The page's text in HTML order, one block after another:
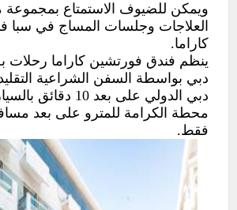
ويمكن للضيوف الاستمتاع بمجموعة
العلاجات وجلسات المساج في سبا
كاراما.
ينظم فندق فورتشين كاراما رحلات
دبي بواسطة السفن الشراعية
دبي الدولي على بعد 10
محطة الكرامة للمترو على بعد
فقط.